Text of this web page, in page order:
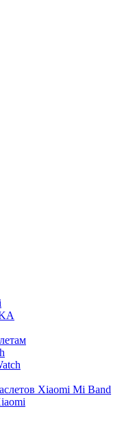
Xiaomi Mi Band